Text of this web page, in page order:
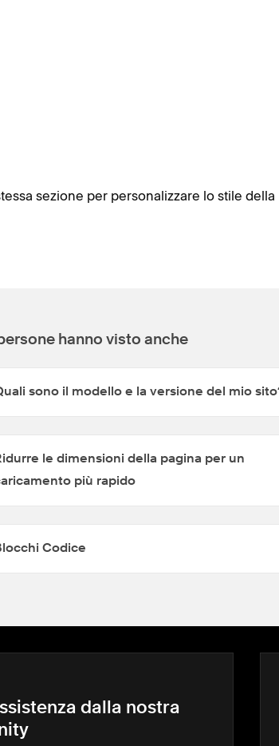
sezione per personalizzare lo stile della
hanno visto anche
sono il modello e la versione del mio
le dimensioni della pagina per un
più rapido
Codice
dalla nostra